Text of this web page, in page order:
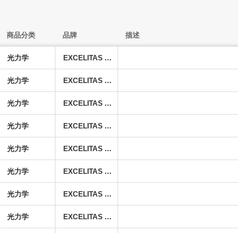
商品分类 品牌 描述
光力学 EXCELITAS TECHNOLOGIES
光力学 EXCELITAS TECHNOLOGIES
光力学 EXCELITAS TECHNOLOGIES
光力学 EXCELITAS TECHNOLOGIES
光力学 EXCELITAS TECHNOLOGIES
光力学 EXCELITAS TECHNOLOGIES
光力学 EXCELITAS TECHNOLOGIES
光力学 EXCELITAS TECHNOLOGIES